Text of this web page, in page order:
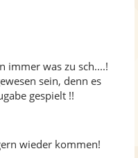
immer was zu sch....!
sein, denn es
gespielt !!
wieder kommen!